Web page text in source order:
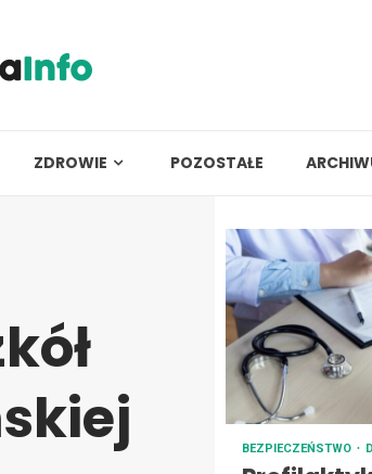
ZDROWIE POZOSTAŁE
BEZPIECZEŃSTWO